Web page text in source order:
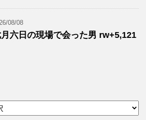
08/08
六日の現場で会った男 rw+5,121